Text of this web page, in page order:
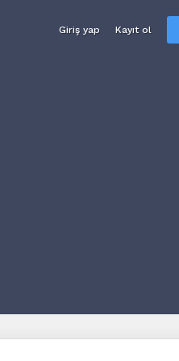
Giriş yap Kayıt ol